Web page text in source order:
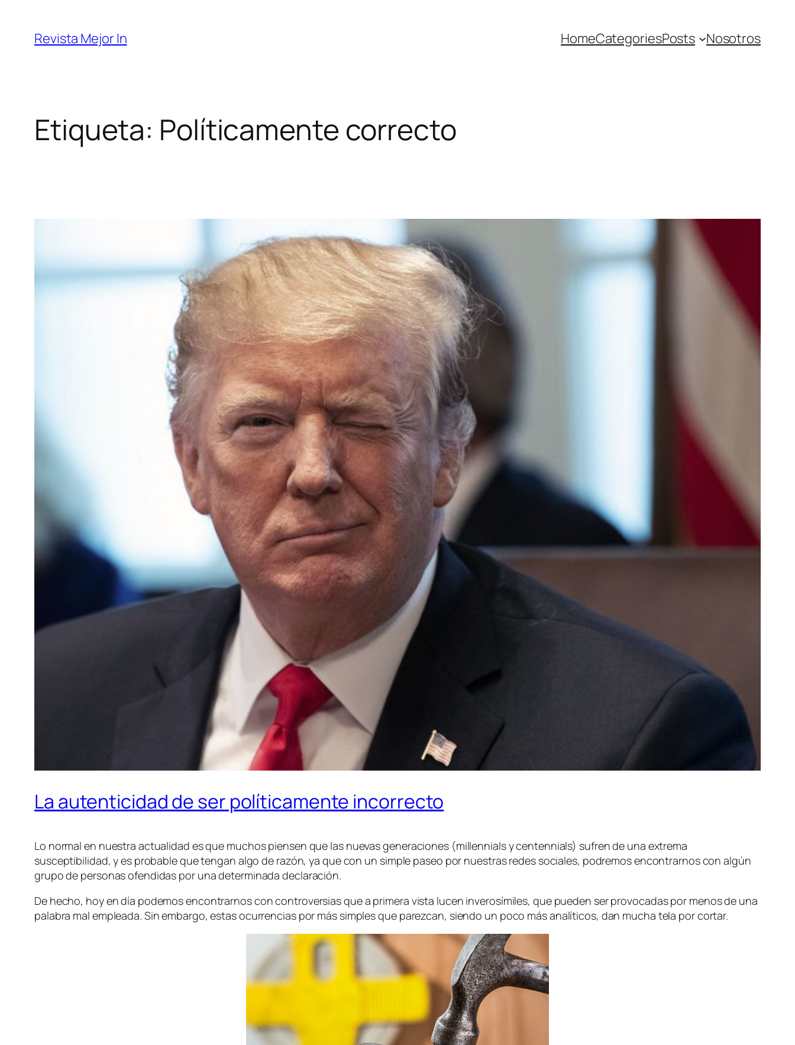
contenido
Revista Mejor In HomeCategoriesPosts Nosotros
Etiqueta: Políticamente correcto
La autenticidad de ser políticamente incorrecto
Lo normal en nuestra actualidad es que muchos piensen que las nuevas generaciones (millennials y centennials) sufren de una extrema
susceptibilidad, y es probable que tengan algo de razón, ya que con un simple paseo por nuestras redes sociales, podremos encontrarnos con algún
grupo de personas ofendidas por una determinada declaración.
De hecho, hoy en día podemos encontrarnos con controversias que a primera vista lucen inverosímiles, que pueden ser provocadas por menos de una
palabra mal empleada. Sin embargo, estas ocurrencias por más simples que parezcan, siendo un poco más analíticos, dan mucha tela por cortar.